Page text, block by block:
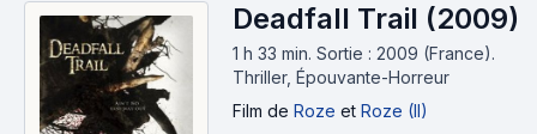
Deadfall Trail (2009)
1 h 33 min. Sortie : 2009 (France).
Thriller, Épouvante-Horreur
Film de Roze et Roze (II)